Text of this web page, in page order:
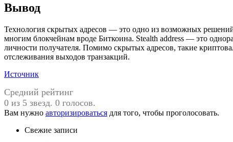
Вывод
Технология скрытых адресов — это одно из возможных
многим блокчейнам вроде Биткоина. Stealth address — это
личности получателя. Помимо скрытых адресов, такие
отслеживания выходов транзакций.
Источник
Средний рейтинг
0 из 5 звезд. 0 голосов.
Вам нужно авторизироваться для того, чтобы проголосовать.
Свежие записи